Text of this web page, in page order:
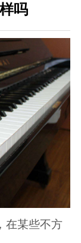
吗
在某些不方